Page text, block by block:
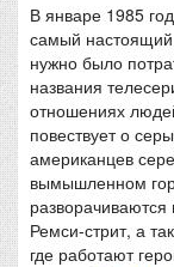
В январе 1985
самый
нужно было
названия
отношениях
повествует о
американцев
вымышленном
Ремси-стрит, а
где работают